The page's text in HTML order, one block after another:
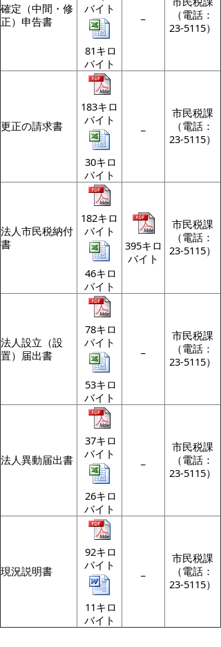
確定（中間・修
正）申告書
バイト
81キロ
バイト
（電話：
23-5115）
更正の請求書
183キロ
バイト
30キロ
バイト
市民税課
（電話：
23-5115）
法人市民税納付
書
182キロ
バイト
46キロ
バイト
395キロ
バイト
市民税課
（電話：
23-5115）
法人設立（設
置）届出書
78キロ
バイト
53キロ
バイト
市民税課
（電話：
23-5115）
法人異動届出書
37キロ
バイト
26キロ
バイト
市民税課
（電話：
23-5115）
現況説明書
92キロ
バイト
11キロ
バイト
市民税課
（電話：
23-5115）